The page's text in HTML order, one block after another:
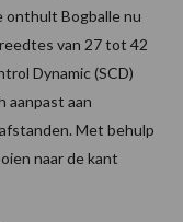
Bogballe nu
van 27 tot 42
Dynamic (SCD)
aanpast aan
Met behulp
naar de kant